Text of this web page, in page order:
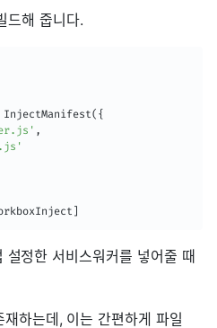
드해 줍니다.
InjectManifest( {
,
]
정한 서비스워커를 넣어줄 때
하는데, 이는 간편하게 파일